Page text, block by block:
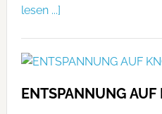
lesen ...]
ENTSPANNUNG AUF